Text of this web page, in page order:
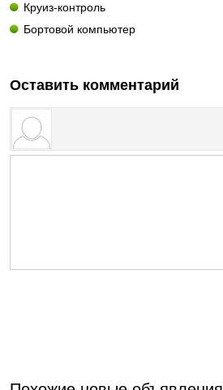
Круиз-контроль
Бортовой компьютер
Оставить комментарий